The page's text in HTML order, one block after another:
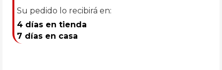
Su pedido lo recibirá en:
4 días en tienda
7 días en casa